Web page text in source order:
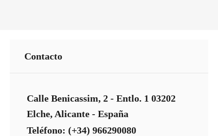
Contacto
Calle Benicassim, 2 - Entlo. 1 03202
Elche, Alicante - España
Teléfono: (+34) 966290080